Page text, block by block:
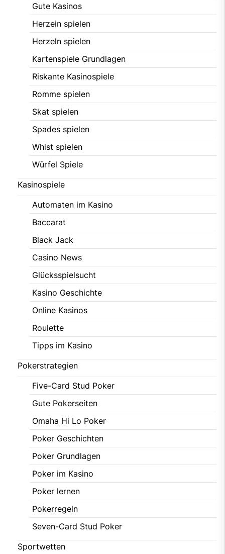
Gute Kasinos
Herzein spielen
Herzeln spielen
Kartenspiele Grundlagen
Riskante Kasinospiele
Romme spielen
Skat spielen
Spades spielen
Whist spielen
Würfel Spiele
Kasinospiele
Automaten im Kasino
Baccarat
Black Jack
Casino News
Glücksspielsucht
Kasino Geschichte
Online Kasinos
Roulette
Tipps im Kasino
Pokerstrategien
Five-Card Stud Poker
Gute Pokerseiten
Omaha Hi Lo Poker
Poker Geschichten
Poker Grundlagen
Poker im Kasino
Poker lernen
Pokerregeln
Seven-Card Stud Poker
Sportwetten